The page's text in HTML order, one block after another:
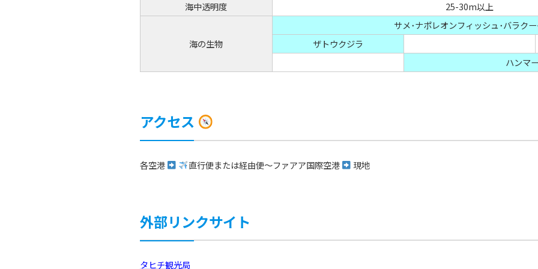
海中透明度
25-30m以上
海の生物
サメ･ナポレオンフィッシュ･バラク
ザトウクジラ
ハンマ
アクセス
各空港 直行便または経由便～ファアア国際空港 現地
外部リンクサイト
タヒチ観光局